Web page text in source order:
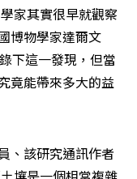
家其實很早就觀察
博物學家達爾文
下這一發現，但當
竟能帶來多大的益
、該研究通訊作者